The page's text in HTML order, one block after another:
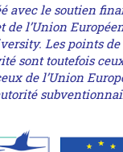
avec le soutien
de l’Union
Les points
sont toutefois
de l’Union